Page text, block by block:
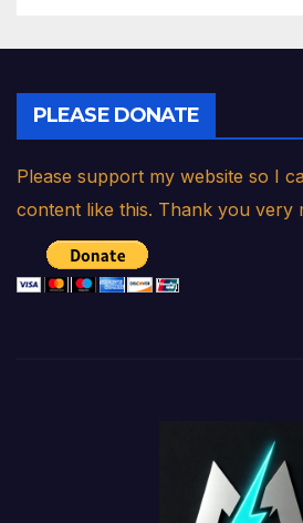
PLEASE DONATE
Please support my website so I
content like this. Thank you very